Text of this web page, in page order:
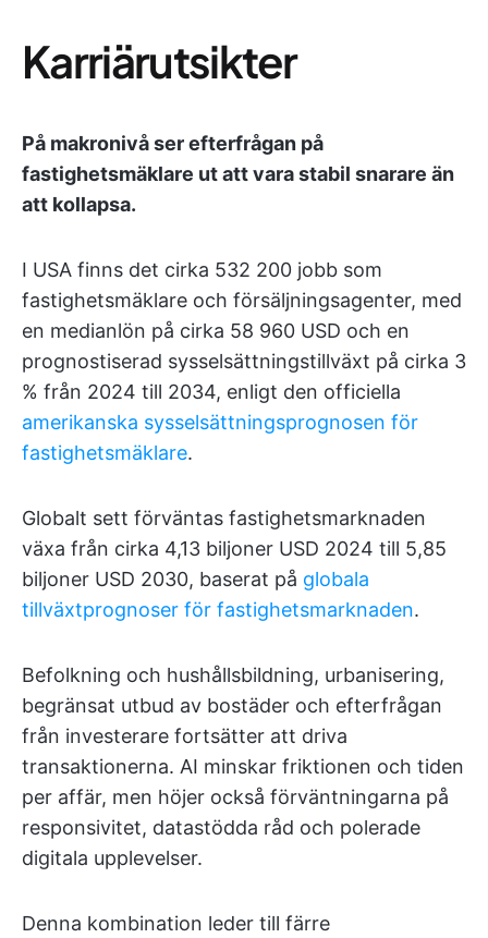
Karriärutsikter
På makronivå ser efterfrågan på
fastighetsmäklare ut att vara stabil snarare än
att kollapsa.
I USA finns det cirka 532 200 jobb som
fastighetsmäklare och försäljningsagenter, med
en medianlön på cirka 58 960 USD och en
prognostiserad sysselsättningstillväxt på cirka 3
% från 2024 till 2034, enligt den officiella
amerikanska sysselsättningsprognosen för
fastighetsmäklare.
Globalt sett förväntas fastighetsmarknaden
växa från cirka 4,13 biljoner USD 2024 till 5,85
biljoner USD 2030, baserat på globala
tillväxtprognoser för fastighetsmarknaden.
Befolkning och hushållsbildning, urbanisering,
begränsat utbud av bostäder och efterfrågan
från investerare fortsätter att driva
transaktionerna. AI minskar friktionen och tiden
per affär, men höjer också förväntningarna på
responsivitet, datastödda råd och polerade
digitala upplevelser.
Denna kombination leder till färre